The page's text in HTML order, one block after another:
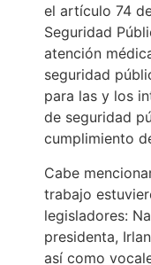
el artículo 74
Seguridad
atención
seguridad
para las y los
de seguridad
cumplimiento
Cabe
trabajo
legisladores:
presidenta,
así como